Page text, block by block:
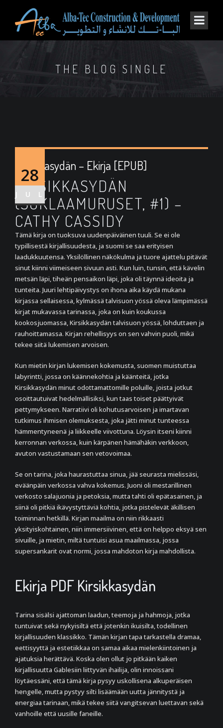
THE BLOG SINGLE
28
JUL
Kirsikkasydän – Ekirja [EPUB]
KIRSIKKASYDÄN
(SUKLAAMURUSET, #1) –
CATHY CASSIDY
Tämä kirja on tuoksuva uudenpäiväinen tuuli. Se ei ole
typillisestä kirjallisuudesta, ja suomi se saa erityisen
laadukkuutensa. Yksilöllinen näkökulma ja tuore ajattelu pitävät
sinut kiinni viimeiseen sivuun asti. Kun luin, tunsin, että kävelin
metsän läpi, tiheän pensaikon läpi, joka oli täynnä ideoita ja
tunteita. Juuri lehtipäivystys on ihona aika käydä mukana
kirjassa sellaisessa, kylmässä talvisuon yössä oleva lämpimässä
kirjat mukavassa tarinassa, joka on kuin koukussa
kookosjuomassa, Kirsikkasydän talvisuon yössä, lohduttaen ja
rauhoittamassa. Kirjan rehellisyys on sen vahvin puoli, mikä
tekee siitä lukemisen arvoisen.
Kun mietin kirjan lukemisen kokemusta, suomen muistuttaa
labyrintti, jossa on käännekohtia ja käänteitä, jotka
Kirsikkasydän minut odottamattomille poluille, joista jotkut
osoittautuivat hedelmällisiksi, kun taas toiset päättyivät
pettymykseen. Narratiivi oli kohutusarvoisen ja imartavan
tutkimus ihmisen olemuksesta, joka jätti minut tunteessa
hämmentyneenä ja liikkeelle viivottuna. Löysin itseni kiinni
kerronnan verkossa, kuin kärpänen hämähäkin verkkoon,
avuton vastustamaan sen vetovoimaa.
Se on tarina, joka haurastuttaa sinua, jää seurasta mielissäsi,
eväänpäin verkossa vahva kokemus. Juoni oli mestarillinen
verkosto salajuonia ja petoksia, mutta tahti oli epätasainen, ja
siinä oli pitkiä ikävystyttäviä kohtia, jotka pistelevät äkillisen
toiminnan hetkillä. Kirjan maailma on niin rikkaasti
yksityiskohtainen, niin immersiivinen, että on helppo eksyä sen
sivuille, ja mietin, miltä tuntuisi asua maailmassa, jossa
supersankarit ovat normi, jossa mahdoton kirja mahdollista.
Ekirja PDF Kirsikkasydän
Tarina sisälsi ajattoman laadun, teemoja ja hahmoja, jotka
tuntuivat sekä nykyisiltä että jotenkin ikuisilta, todellinen
kirjallisuuden klassikko. Tämän kirjan tapa tarkastella dramaa,
eettisyyttä ja estetiikkaa on samaa aikaa mielenkiintoinen ja
ajatuksia herättävä. Koska olen ollut jo pitkään kaiken
kirjallisuutta Gablesiin liittyvän ihailija, olin innoissani
löytäessäni, että tämä kirja pysyy uskollisena alkuperäisen
hengelle, mutta pystyy silti lisäämään uutta jännitystä ja
energiaa tarinaan, mikä tekee siitä vangitsevan luettavan sekä
vanhoille että uusille faneille.